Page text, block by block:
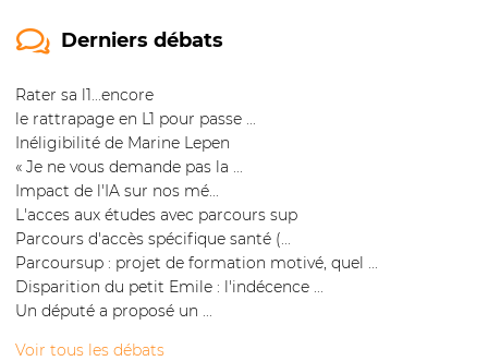
Derniers débats
Rater sa l1...encore
le rattrapage en L1 pour passe ...
Inéligibilité de Marine Lepen
« Je ne vous demande pas la ...
Impact de l'IA sur nos mé...
L'acces aux études avec parcours sup
Parcours d'accès spécifique santé (...
Parcoursup : projet de formation motivé, quel ...
Disparition du petit Emile : l'indécence ...
Un député a proposé un ...
Voir tous les débats